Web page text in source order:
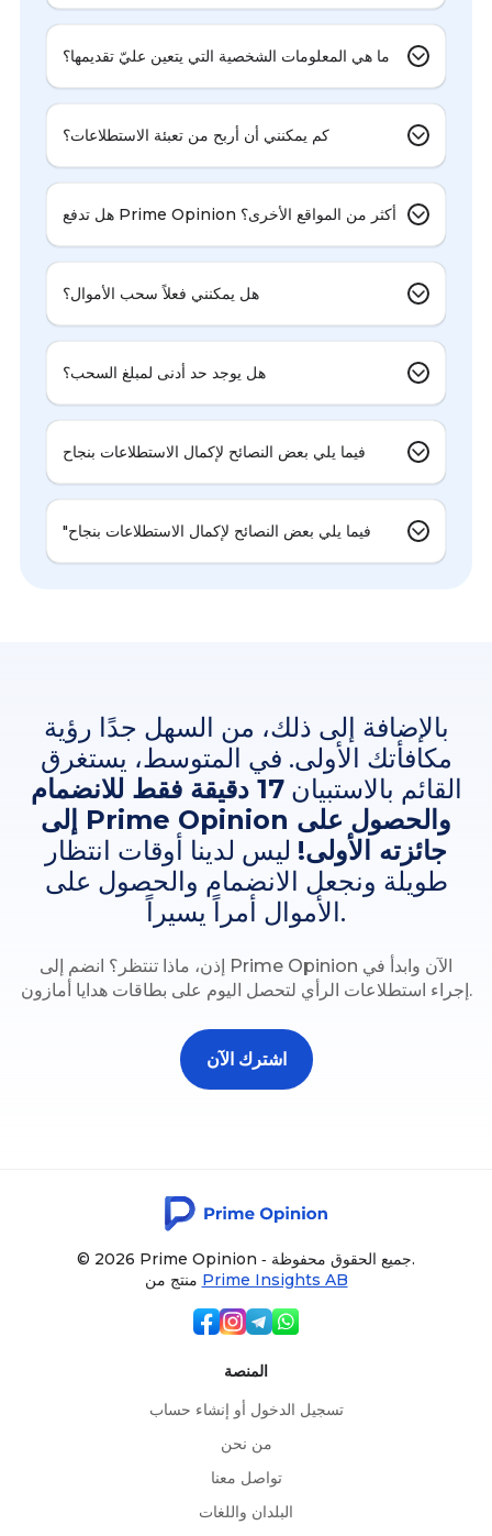
ما هي المعلومات الشخصية التي يتعين عليّ تقديمها؟
كم يمكنني أن أربح من تعبئة الاستطلاعات؟
هل تدفع Prime Opinion أكثر من المواقع الأخرى؟
هل يمكنني فعلاً سحب الأموال؟
هل يوجد حد أدنى لمبلغ السحب؟
فيما يلي بعض النصائح لإكمال الاستطلاعات بنجاح
"فيما يلي بعض النصائح لإكمال الاستطلاعات بنجاح
بالإضافة إلى ذلك، من السهل جدًا رؤية
مكافأتك الأولى. في المتوسط، يستغرق
القائم بالاستبيان
17 دقيقة فقط للانضمام
إلى Prime Opinion والحصول على
جائزته الأولى! ليس لدينا أوقات انتظار
طويلة ونجعل الانضمام والحصول على
الأموال أمراً يسيراً.
إذن، ماذا تنتظر؟ انضم إلى Prime Opinion الآن وابدأ في
إجراء استطلاعات الرأي لتحصل اليوم على بطاقات هدايا أمازون.
اشترك الآن
© 2026 Prime Opinion ‐ جميع الحقوق محفوظة.
Prime Insights AB
المنصة
تسجيل الدخول أو إنشاء حساب
من نحن
تواصل معنا
البلدان واللغات